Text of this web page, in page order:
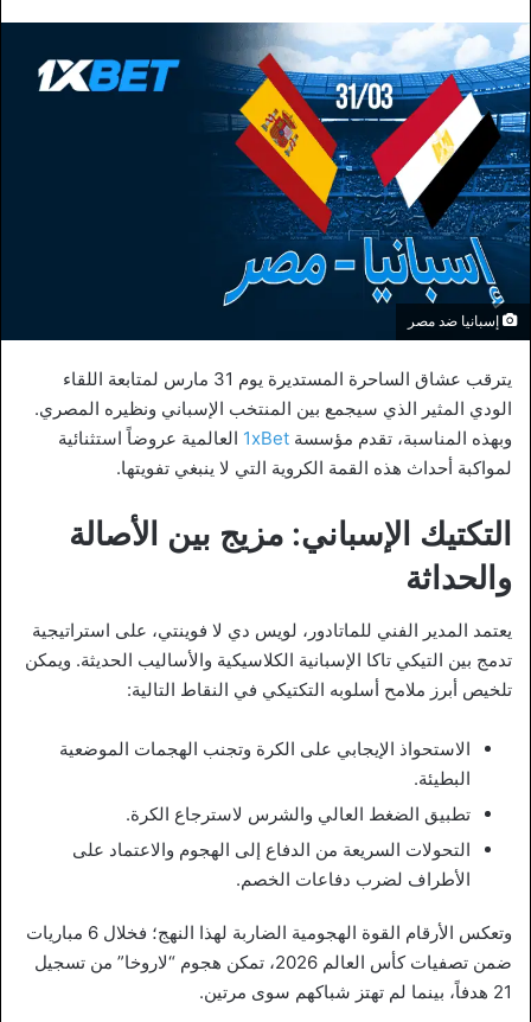
إلكترونيا
إسبانيا ضد مصر
يترقب عشاق الساحرة المستديرة يوم 31 مارس لمتابعة اللقاء
الودي المثير الذي سيجمع بين المنتخب الإسباني ونظيره المصري.
وبهذه المناسبة، تقدم مؤسسة 1xBet العالمية عروضاً استثنائية
لمواكبة أحداث هذه القمة الكروية التي لا ينبغي تفويتها.
التكتيك الإسباني: مزيج بين الأصالة
والحداثة
يعتمد المدير الفني للماتادور، لويس دي لا فوينتي، على استراتيجية
تدمج بين التيكي تاكا الإسبانية الكلاسيكية والأساليب الحديثة. ويمكن
تلخيص أبرز ملامح أسلوبه التكتيكي في النقاط التالية:
الاستحواذ الإيجابي على الكرة وتجنب الهجمات الموضعية
البطيئة.
تطبيق الضغط العالي والشرس لاسترجاع الكرة.
التحولات السريعة من الدفاع إلى الهجوم والاعتماد على
الأطراف لضرب دفاعات الخصم.
وتعكس الأرقام القوة الهجومية الضاربة لهذا النهج؛ فخلال 6 مباريات
ضمن تصفيات كأس العالم 2026، تمكن هجوم “لاروخا” من تسجيل
21 هدفاً، بينما لم تهتز شباكهم سوى مرتين.